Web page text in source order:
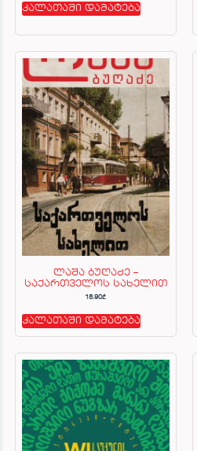
კალათაში დამატება
ლაშა ბუღაძე –
საქართველოს სახელით
18.90₾
კალათაში დამატება